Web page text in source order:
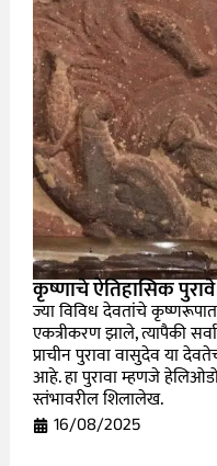
कृष्णाचे ऐतिहासिक
ज्या विविध देवतांचे कृष्णरूपात
एकत्रीकरण झाले, त्यापैकी
प्राचीन पुरावा वासुदेव या
आहे. हा पुरावा म्हणजे
स्तंभावरील शिलालेख.
16/08/2025